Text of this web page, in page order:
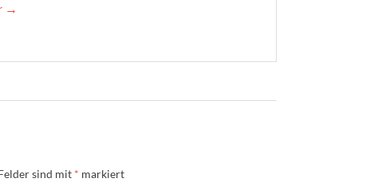
→
sind mit * markiert